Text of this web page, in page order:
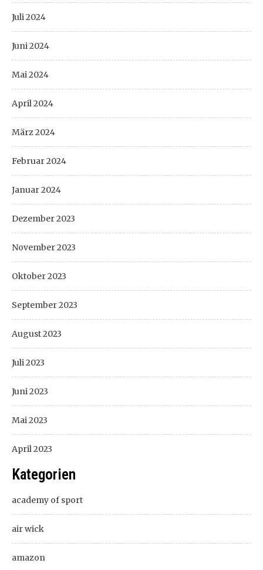
Juli 2024
Juni 2024
Mai 2024
April 2024
März 2024
Februar 2024
Januar 2024
Dezember 2023
November 2023
Oktober 2023
September 2023
August 2023
Juli 2023
Juni 2023
Mai 2023
April 2023
Kategorien
academy of sport
air wick
amazon